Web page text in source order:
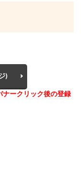
)
ークリック後の登録